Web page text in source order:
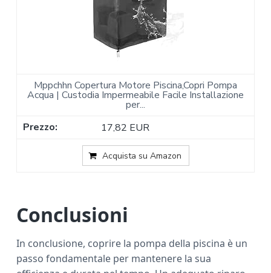
Mppchhn Copertura Motore Piscina,Copri Pompa
Acqua | Custodia Impermeabile Facile Installazione
per...
17,82 EUR
Acquista su Amazon
Conclusioni
In conclusione, coprire la pompa della piscina è un
passo fondamentale per mantenere la sua